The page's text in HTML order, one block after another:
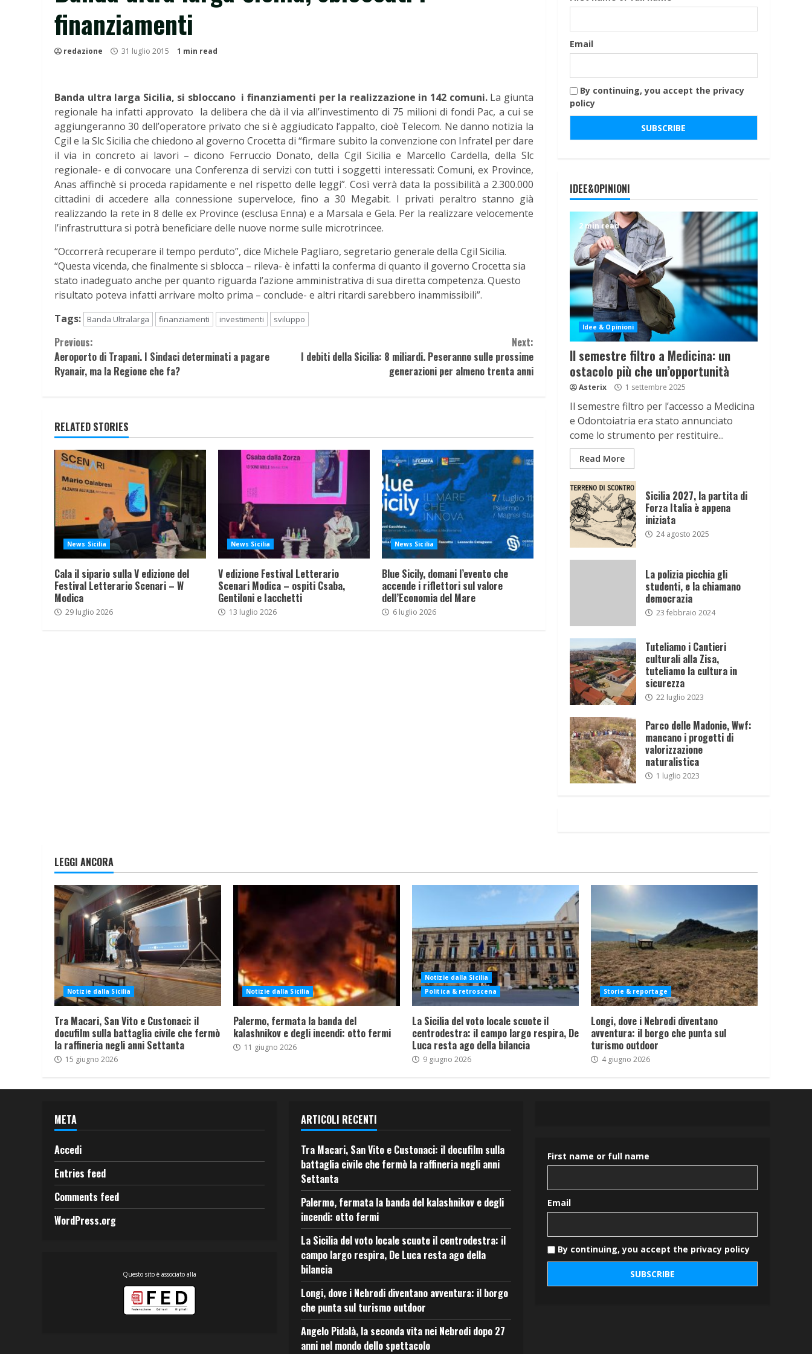
finanziamenti
redazione 31 luglio 2015 1 min read
Banda ultra larga Sicilia, si sbloccano i finanziamenti per la realizzazione in 142 comuni.La giunta
regionale ha infatti approvato la delibera che dà il via all’investimento di 75 milioni di fondi Pac, a cui se
aggiungeranno 30 dell’operatore privato che si è aggiudicato l’appalto, cioè Telecom. Ne danno notizia la
Cgil e la Slc Sicilia che chiedono al governo Crocetta di “firmare subito la convenzione con Infratel per dare
il via in concreto ai lavori – dicono Ferruccio Donato, della Cgil Sicilia e Marcello Cardella, della Slc
regionale- e di convocare una Conferenza di servizi con tutti i soggetti interessati: Comuni, ex Province,
Anas affinchè si proceda rapidamente e nel rispetto delle leggi”. Così verrà data la possibilità a 2.300.000
cittadini di accedere alla connessione superveloce, fino a 30 Megabit. I privati peraltro stanno già
realizzando la rete in 8 delle ex Province (esclusa Enna) e a Marsala e Gela. Per la realizzare velocemente
l’infrastruttura si potrà beneficiare delle nuove norme sulle microtrincee.
“Occorrerà recuperare il tempo perduto”, dice Michele Pagliaro, segretario generale della Cgil Sicilia.
“Questa vicenda, che finalmente si sblocca – rileva- è infatti la conferma di quanto il governo Crocetta sia
stato inadeguato anche per quanto riguarda l’azione amministrativa di sua diretta competenza. Questo
risultato poteva infatti arrivare molto prima – conclude- e altri ritardi sarebbero inammissibili”.
Tags:
Banda Ultralarga finanziamenti investimenti sviluppo
Continue
Reading
Previous:
Aeroporto di Trapani. I Sindaci determinati a pagare
Ryanair, ma la Regione che fa?
Next:
I debiti della Sicilia: 8 miliardi. Peseranno sulle prossime
generazioni per almeno trenta anni
RELATED STORIES
News Sicilia
Cala il sipario sulla V edizione del
Festival Letterario Scenari – W
Modica
29 luglio 2026
News Sicilia
V edizione Festival Letterario
Scenari Modica – ospiti Csaba,
Gentiloni e Iacchetti
13 luglio 2026
News Sicilia
Blue Sicily, domani l’evento che
accende i riflettori sul valore
dell’Economia del Mare
6 luglio 2026
Email
By continuing, you accept the privacy
policy
IDEE&OPINIONI
2 min read
Idee & Opinioni
Il semestre filtro a Medicina: un
ostacolo più che un’opportunità
Asterix 1 settembre 2025
Il semestre filtro per l’accesso a Medicina
e Odontoiatria era stato annunciato
come lo strumento per restituire...
Read More
Sicilia 2027, la partita di
Forza Italia è appena
iniziata
24 agosto 2025
La polizia picchia gli
studenti, e la chiamano
democrazia
23 febbraio 2024
Tuteliamo i Cantieri
culturali alla Zisa,
tuteliamo la cultura in
sicurezza
22 luglio 2023
Parco delle Madonie, Wwf:
mancano i progetti di
valorizzazione
naturalistica
1 luglio 2023
LEGGI ANCORA
Notizie dalla Sicilia
Tra Macari, San Vito e Custonaci: il
docufilm sulla battaglia civile che fermò
la raffineria negli anni Settanta
15 giugno 2026
Notizie dalla Sicilia
Palermo, fermata la banda del
kalashnikov e degli incendi: otto fermi
11 giugno 2026
Notizie dalla Sicilia
Politica & retroscena
La Sicilia del voto locale scuote il
centrodestra: il campo largo respira, De
Luca resta ago della bilancia
9 giugno 2026
Storie & reportage
Longi, dove i Nebrodi diventano
avventura: il borgo che punta sul
turismo outdoor
4 giugno 2026
META
Accedi
Entries feed
Comments feed
WordPress.org
Questo sito è associato alla
ARTICOLI RECENTI
Tra Macari, San Vito e Custonaci: il docufilm sulla
battaglia civile che fermò la raffineria negli anni
Settanta
Palermo, fermata la banda del kalashnikov e degli
incendi: otto fermi
La Sicilia del voto locale scuote il centrodestra: il
campo largo respira, De Luca resta ago della
bilancia
Longi, dove i Nebrodi diventano avventura: il borgo
che punta sul turismo outdoor
Angelo Pidalà, la seconda vita nei Nebrodi dopo 27
anni nel mondo dello spettacolo
First name or full name
Email
By continuing, you accept the privacy policy